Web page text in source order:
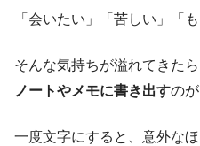
「会いたい」「苦しい」「
そんな気持ちが溢れてきた
ノートやメモに書き出すのが
一度文字にすると、意外なほ